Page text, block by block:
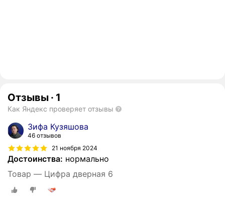
Отзывы · 1
Как Яндекс проверяет отзывы
Зифа Кузяшова
46 отзывов
21 ноября 2024
Достоинства: нормально
Товар — Цифра дверная 6